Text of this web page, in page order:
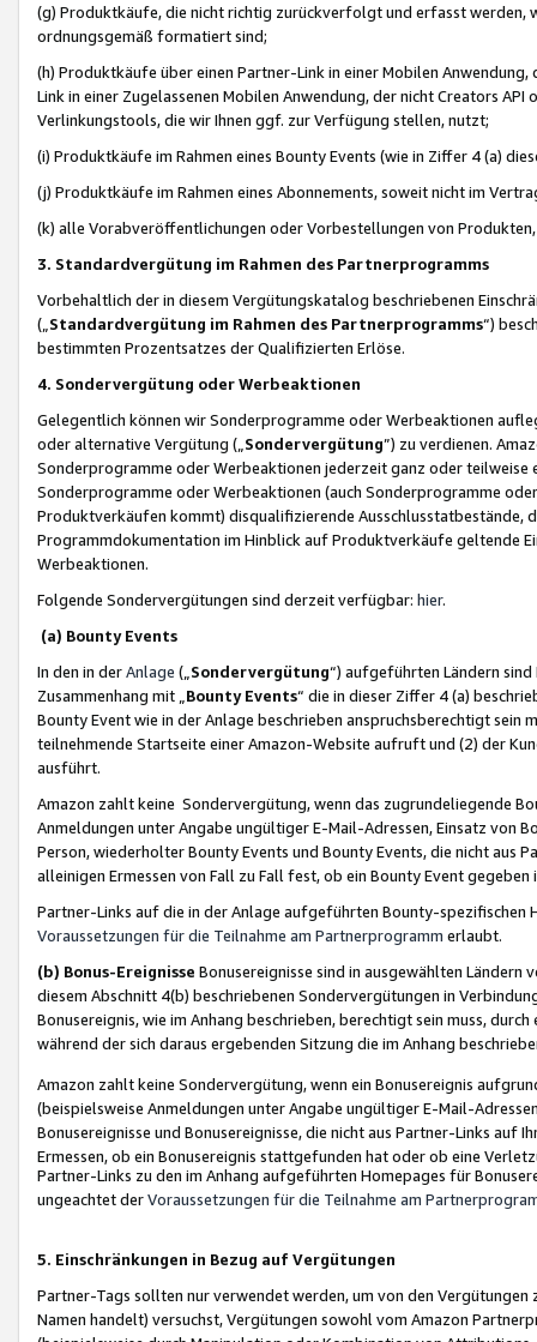
(g) Produktkäufe, die nicht richtig zurückverfolgt und erfasst werden,
ordnungsgemäß formatiert sind;
(h) Produktkäufe über einen Partner-Link in einer Mobilen
Link in einer Zugelassenen Mobilen Anwendung, der nicht Creators
Verlinkungstools, die wir Ihnen ggf. zur Verfügung stellen, nutzt;
(i) Produktkäufe im Rahmen eines Bounty Events (wie in Ziffer 4 (a)
(j) Produktkäufe im Rahmen eines Abonnements, soweit nicht im
(k) alle Vorabveröffentlichungen oder Vorbestellungen von
3. Standardvergütung im Rahmen des Partnerprogramms
Vorbehaltlich der in diesem Vergütungskatalog beschriebenen
(„ Standardvergütung im Rahmen des Partnerprogramms“)
bestimmten Prozentsatzes der Qualifizierten Erlöse.
4. Sondervergütung oder Werbeaktionen
Gelegentlich können wir Sonderprogramme oder Werbeaktionen
oder alternative Vergütung („ Sondervergütung”) zu verdienen.
Sonderprogramme oder Werbeaktionen jederzeit ganz oder
Sonderprogramme oder Werbeaktionen (auch Sonderprogramme
Produktverkäufen kommt) disqualifizierende Ausschlusstatbestände,
Programmdokumentation im Hinblick auf Produktverkäufe geltende
Werbeaktionen.
Folgende Sondervergütungen sind derzeit verfügbar: hier.
(a) Bounty Events
In den in derAnlage („ Sondervergütung“) aufgeführten Ländern
Zusammenhang mit „ Bounty Events“ die in dieser Ziffer 4 (a)
Bounty Event wie in der Anlage beschrieben anspruchsberechtigt sein
teilnehmende Startseite einer Amazon-Website aufruft und (2) der
ausführt.
Amazon zahlt keine Sondervergütung, wenn das zugrundeliegende
Anmeldungen unter Angabe ungültiger E-Mail-Adressen, Einsatz von
Person, wiederholter Bounty Events und Bounty Events, die nicht
alleinigen Ermessen von Fall zu Fall fest, ob ein Bounty Event
Partner-Links auf die in der Anlage aufgeführten Bounty-spezifischen
Voraussetzungen für die Teilnahme am Partnerprogramm erlaubt.
(b) Bonus-Ereignisse Bonusereignisse sind in ausgewählten Ländern
diesem Abschnitt 4(b) beschriebenen Sondervergütungen in
Bonusereignis, wie im Anhang beschrieben, berechtigt sein muss,
während der sich daraus ergebenden Sitzung die im Anhang
Amazon zahlt keine Sondervergütung, wenn ein Bonusereignis
(beispielsweise Anmeldungen unter Angabe ungültiger E-Mail-
Bonusereignisse und Bonusereignisse, die nicht aus Partner-Links auf
Ermessen, ob ein Bonusereignis stattgefunden hat oder ob eine
Partner-Links zu den im Anhang aufgeführten Homepages für
ungeachtet derVoraussetzungen für die Teilnahme am
5. Einschränkungen in Bezug auf Vergütungen
Partner-Tags sollten nur verwendet werden, um von den
Namen handelt) versuchst, Vergütungen sowohl vom Amazon